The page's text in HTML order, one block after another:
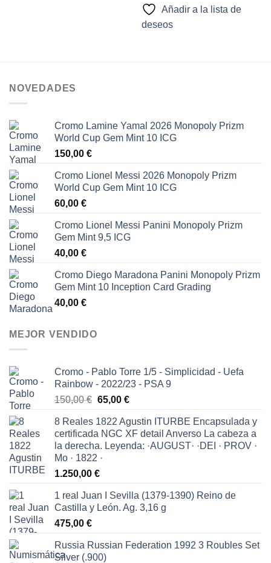
Añadir a la lista de
deseos
NOVEDADES
Cromo Lamine Yamal 2026 Monopoly Prizm
World Cup Gem Mint 10 ICG
150,00 €
Cromo Lionel Messi 2026 Monopoly Prizm
World Cup Gem Mint 10 ICG
60,00 €
Cromo Lionel Messi Panini Monopoly Prizm
Gem Mint 9,5 ICG
40,00 €
Cromo Diego Maradona Panini Monopoly Prizm
Gem Mint 10 Inception Card Grading
40,00 €
MEJOR VENDIDO
Cromo - Pablo Torre 1/5 - Simplicidad - Uefa
Rainbow - 2022/23 - PSA 9
150,00€ El
original
era:
150,00 €.
65,00 €El
actual
es:
65,00 €.
8 Reales 1822 Agustin ITURBE Encapsulada y
certificada NGC XF detail Anverso La cabeza a
la derecha. Leyenda: ·AUGUST· ·DEI · PROV ·
Mo · 1822 ·
1.250,00 €
1 real Juan I Sevilla (1379-1390) Reino de
Castilla y León. Ag. 3,16 g
475,00 €
Russia Russian Federation 1992 3 Roubles Set
Silver (.900)